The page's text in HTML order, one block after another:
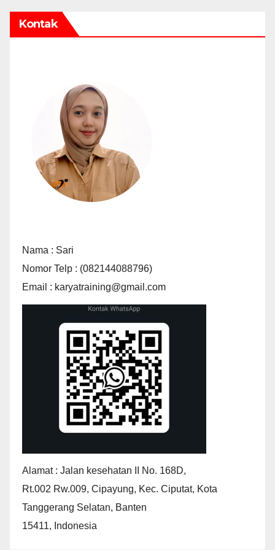
Kontak
Nama : Sari
Nomor Telp : (082144088796)
Email : karyatraining@gmail.com
Alamat : Jalan kesehatan II No. 168D,
Rt.002 Rw.009, Cipayung, Kec. Ciputat, Kota
Tanggerang Selatan, Banten
15411, Indonesia